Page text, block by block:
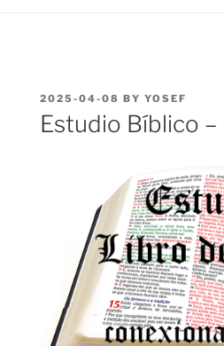
POSTED
ON
2025-04-08 BY YOSEF
Estudio Bíblico –